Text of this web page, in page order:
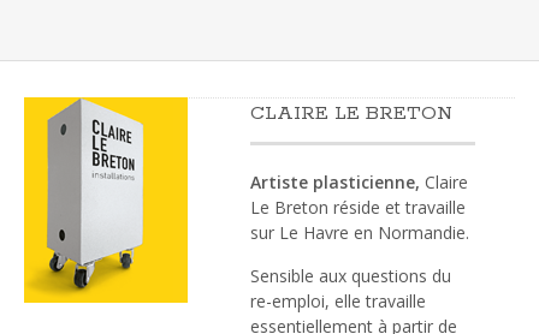
CLAIRE LE BRETON
Artiste plasticienne, Claire
Le Breton réside et travaille
sur Le Havre en Normandie.
Sensible aux questions du
re-emploi, elle travaille
essentiellement à partir de